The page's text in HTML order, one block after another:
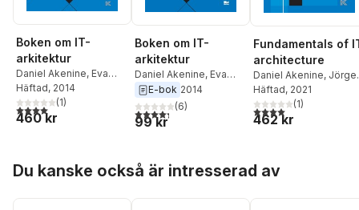
Boken om IT-
arkitektur
Daniel Akenine, Eva
Kammerfors
Toftefors,
Olsson,Robert
Häftad, 2014
4,0utav 5 stjärnor. Totalt antal röster:
(1)
460 kr
Boken om IT-
arkitektur
Daniel Akenine, Eva
Kammerfors,Jonas
Toftefors,Sven-Håkan
Olsson,
E-bok 2014
4,3utav 5 stjärnor. Totalt antal röster:
(6)
99 kr
Fundamentals of
architecture
Daniel Akenine,
Dahlberg,Eva
Kammerfors
Håkan Olsson
Häftad, 2021
4,0utav 5 stjärnor.
(1)
462 kr
Du kanske också är intresserad av